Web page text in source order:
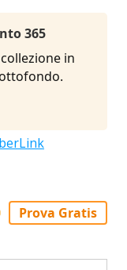
365
in
Prova Gratis